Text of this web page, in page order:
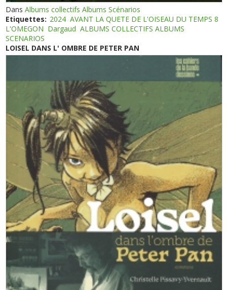
DansAlbums collectifs Albums Scénarios
Etiquettes: 2024 AVANT LA QUETE DE L'OISEAU DU TEMPS 8
L'OMEGON Dargaud ALBUMS COLLECTIFS ALBUMS
SCENARIOS
LOISEL DANS L' OMBRE DE PETER PAN